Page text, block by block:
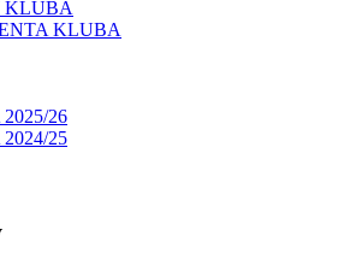
KLUBA
KLUBA
26
25